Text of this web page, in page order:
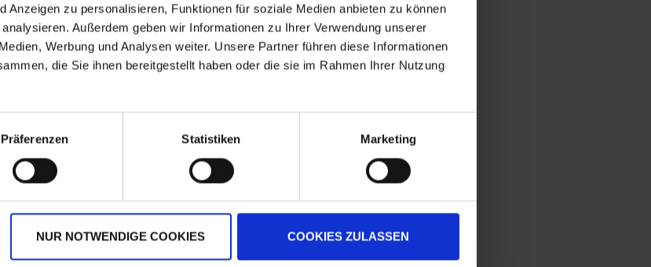
Anzeigen zu personalisieren, Funktionen für soziale Medien anbieten zu können
Außerdem geben wir Informationen zu Ihrer Verwendung unserer
Werbung und Analysen weiter. Unsere Partner führen diese Informationen
die Sie ihnen bereitgestellt haben oder die sie im Rahmen Ihrer Nutzung
Präferenzen Statistiken Marketing
NUR NOTWENDIGE COOKIES COOKIES ZULASSEN
IN DEN
WARENKORB
IN DEN
WARENKORB